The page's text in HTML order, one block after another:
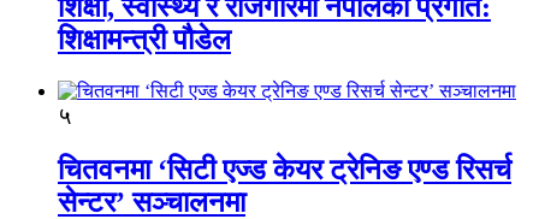
शिक्षा, स्वास्थ्य र रोजगारमा नेपालको प्रगति:
शिक्षामन्त्री पौडेल
५
चितवनमा ‘सिटी एज्ड केयर ट्रेनिङ एण्ड रिसर्च
सेन्टर’ सञ्चालनमा